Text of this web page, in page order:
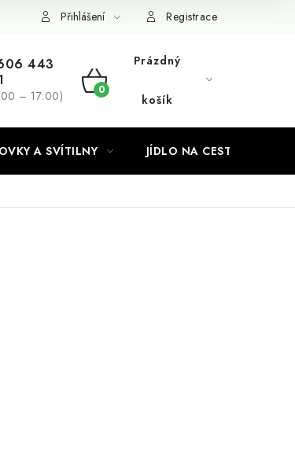
ochrany osobních údajů
Přihlášení Registrace
443
– 17:00)
NÁKUPNÍ
Prázdný
košík
A SVÍTILNY JÍDLO NA CESTY